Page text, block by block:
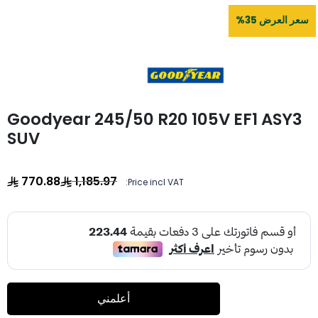
سعر العرض 35%
Goodyear 245/50 R20 105V EF1 ASY3
SUV
Price incl VAT:
1,185.97
770.88
أعلمني